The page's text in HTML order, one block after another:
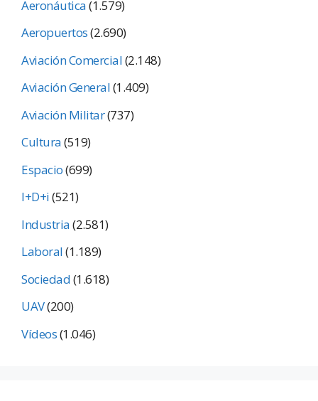
Aeronáutica(1.579)
Aeropuertos(2.690)
Aviación Comercial(2.148)
Aviación General(1.409)
Aviación Militar(737)
Cultura(519)
Espacio(699)
I+D+i(521)
Industria(2.581)
Laboral(1.189)
Sociedad(1.618)
UAV(200)
Vídeos(1.046)